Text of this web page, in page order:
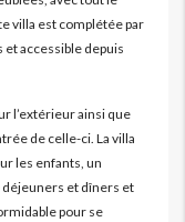
villa est complétée par
et accessible depuis
l’extérieur ainsi que
de celle-ci. La villa
les enfants, un
et dîners et
pour se